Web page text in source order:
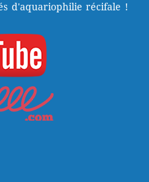
d'aquariophilie récifale !